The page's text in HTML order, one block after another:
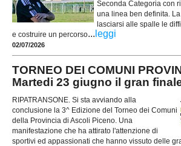
Seconda Categoria con
una linea ben definita.
lasciarsi alle spalle le
e costruire un percorso... leggi
02/07/2026
TORNEO DEI COMUNI
Martedi 23 giugno il gran
RIPATRANSONE. Si sta avviando alla
conclusione la 3^ Edizione del Torneo dei Comuni
della Provincia di Ascoli Piceno. Una
manifestazione che ha attirato l'attenzione di
sportivi ed appassionati che hanno vissuto delle